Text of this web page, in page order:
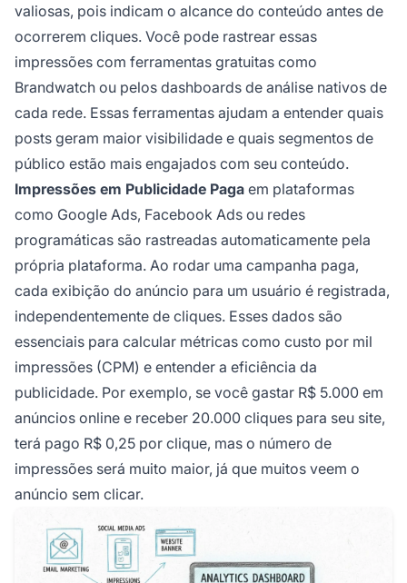
valiosas, pois indicam o alcance do conteúdo antes de
ocorrerem cliques. Você pode rastrear essas
impressões com ferramentas gratuitas como
Brandwatch ou pelos dashboards de análise nativos de
cada rede. Essas ferramentas ajudam a entender quais
posts geram maior visibilidade e quais segmentos de
público estão mais engajados com seu conteúdo.
Impressões em Publicidade Paga em plataformas
como Google Ads, Facebook Ads ou redes
programáticas são rastreadas automaticamente pela
própria plataforma. Ao rodar uma campanha paga,
cada exibição do anúncio para um usuário é registrada,
independentemente de cliques. Esses dados são
essenciais para calcular métricas como custo por mil
impressões (CPM) e entender a eficiência da
publicidade. Por exemplo, se você gastar R$ 5.000 em
anúncios online e receber 20.000 cliques para seu site,
terá pago R$ 0,25 por clique, mas o número de
impressões será muito maior, já que muitos veem o
anúncio sem clicar.